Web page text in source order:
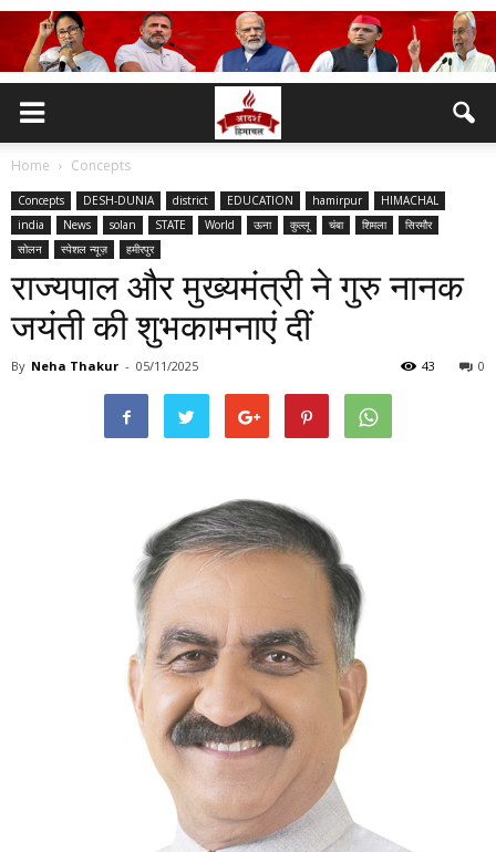
Home Concepts
Concepts DESH-DUNIA district EDUCATION hamirpur
HIMACHAL
india
News solan STATE World ऊना कुल्लू चंबा शिमला
सिरमौर
सोलन
स्पेशल न्यूज़ हमीरपुर
राज्यपाल और मुख्यमंत्री ने गुरु नानक
जयंती की शुभकामनाएं दीं
By Neha Thakur - 05/11/2025 0
43